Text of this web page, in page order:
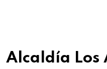
Alcaldía Los